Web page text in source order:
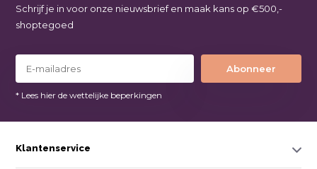
Schrijf je in voor onze nieuwsbrief en maak kans op €500,-
shoptegoed
Abonneer
* Lees hier de wettelijke beperkingen
Klantenservice